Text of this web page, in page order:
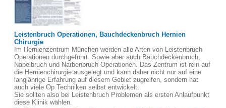
Leistenbruch Operationen, Bauchdeckenbruch Hernien
Chirurgie
Im Hernienzentrum München werden alle Arten von Leistenbruch
Operationen durchgeführt. Sowie aber auch Bauchdeckenbruch,
Nabelbruch und Narbenbruch Operationen. Das Zentrum ist rein auf
die Hernienchirurgie ausgelegt und kann daher nicht nur auf eine
langjährige Erfahrung auf diesem Gebiet zugreifen, sondern hat
auch viele Op Techniken selbst entwickelt.
Sie sollten also bei Leistenbruch Problemen als ersten Anlaufpunkt
diese Klinik wählen.